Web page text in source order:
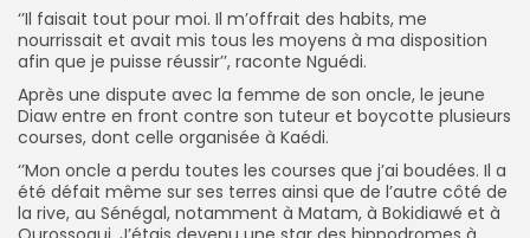
‘’Il faisait tout pour moi. Il m’offrait des habits, me
nourrissait et avait mis tous les moyens à ma disposition
afin que je puisse réussir’’, raconte Nguédi.
Après une dispute avec la femme de son oncle, le jeune
Diaw entre en front contre son tuteur et boycotte plusieurs
courses, dont celle organisée à Kaédi.
‘’Mon oncle a perdu toutes les courses que j’ai boudées. Il a
été défait même sur ses terres ainsi que de l’autre côté de
la rive, au Sénégal, notamment à Matam, à Bokidiawé et à